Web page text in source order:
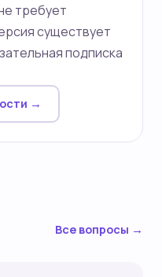
требует
существует
подписка
→
Все вопросы →